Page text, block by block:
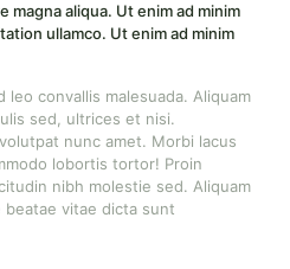
magna aliqua. Ut enim ad minim
ullamco. Ut enim ad minim
leo convallis malesuada. Aliquam
sed, ultrices et nisi.
nunc amet. Morbi lacus
lobortis tortor! Proin
nibh molestie sed. Aliquam
vitae dicta sunt